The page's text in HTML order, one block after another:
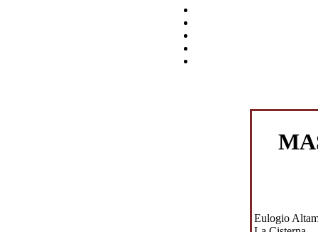
Eulogio